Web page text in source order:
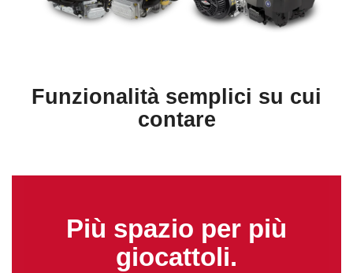
Funzionalità semplici su cui
contare
Più spazio per più
giocattoli.